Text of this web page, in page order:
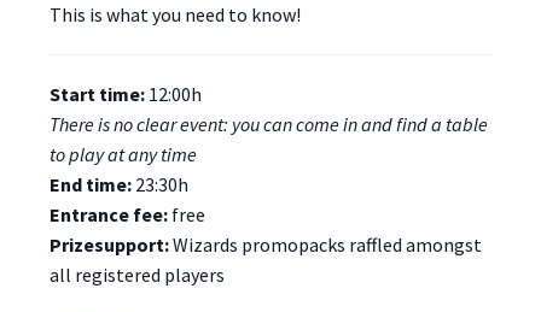
This is what you need to know!
Start time: 12:00h
There is no clear event: you can come in and find a table
to play at any time
End time: 23:30h
Entrance fee: free
Prizesupport:Wizards promopacks raffled amongst
all registered players